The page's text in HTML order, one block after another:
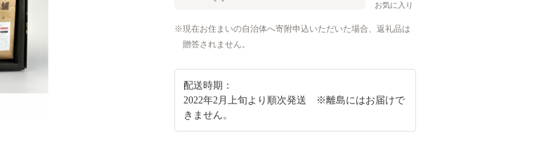
お気に入り
現在お住まいの自治体へ寄附申込いただいた場合、返礼品は
贈答されません。
配送時期：
2022年2月上旬より順次発送 ※離島にはお届けで
きません。